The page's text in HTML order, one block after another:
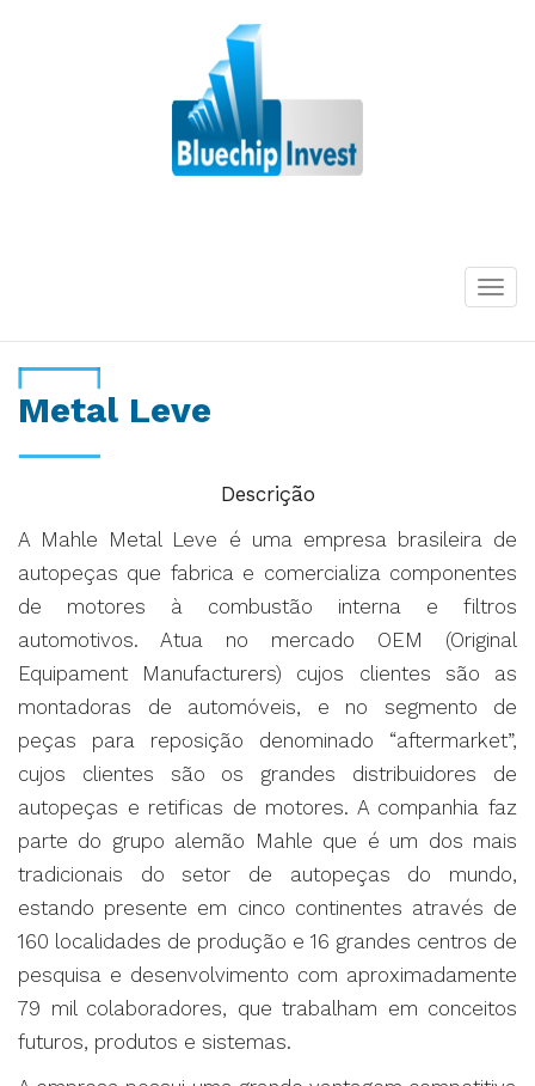
Metal Leve
Descrição
A Mahle Metal Leve é uma empresa brasileira de
autopeças que fabrica e comercializa componentes
de motores à combustão interna e filtros
automotivos. Atua no mercado OEM (Original
Equipament Manufacturers) cujos clientes são as
montadoras de automóveis, e no segmento de
peças para reposição denominado “aftermarket”,
cujos clientes são os grandes distribuidores de
autopeças e retificas de motores. A companhia faz
parte do grupo alemão Mahle que é um dos mais
tradicionais do setor de autopeças do mundo,
estando presente em cinco continentes através de
160 localidades de produção e 16 grandes centros de
pesquisa e desenvolvimento com aproximadamente
79 mil colaboradores, que trabalham em conceitos
futuros, produtos e sistemas.